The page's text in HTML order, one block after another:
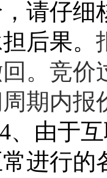
请仔细
后果。
。竞价
期内报
4、由于
进行的